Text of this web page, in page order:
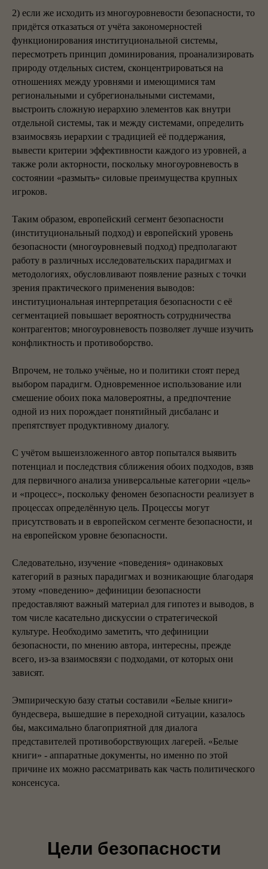
2) если же исходить из многоуровневости безопасности, то
придётся отказаться от учёта закономерностей
функционирования институциональной системы,
пересмотреть принцип доминирования, проанализировать
природу отдельных систем, сконцентрироваться на
отношениях между уровнями и имеющимися там
региональными и субрегиональными системами,
выстроить сложную иерархию элементов как внутри
отдельной системы, так и между системами, определить
взаимосвязь иерархии с традицией её поддержания,
вывести критерии эффективности каждого из уровней, а
также роли акторности, поскольку многоуровневость в
состоянии «размыть» силовые преимущества крупных
игроков.
Таким образом, европейский сегмент безопасности
(институциональный подход) и европейский уровень
безопасности (многоуровневый подход) предполагают
работу в различных исследовательских парадигмах и
методологиях, обусловливают появление разных с точки
зрения практического применения выводов:
институциональная интерпретация безопасности с её
сегментацией повышает вероятность сотрудничества
контрагентов; многоуровневость позволяет лучше изучить
конфликтность и противоборство.
Впрочем, не только учёные, но и политики стоят перед
выбором парадигм. Одновременное использование или
смешение обоих пока маловероятны, а предпочтение
одной из них порождает понятийный дисбаланс и
препятствует продуктивному диалогу.
С учётом вышеизложенного автор попытался выявить
потенциал и последствия сближения обоих подходов, взяв
для первичного анализа универсальные категории «цель»
и «процесс», поскольку феномен безопасности реализует в
процессах определённую цель. Процессы могут
присутствовать и в европейском сегменте безопасности, и
на европейском уровне безопасности.
Следовательно, изучение «поведения» одинаковых
категорий в разных парадигмах и возникающие благодаря
этому «поведению» дефиниции безопасности
предоставляют важный материал для гипотез и выводов, в
том числе касательно дискуссии о стратегической
культуре. Необходимо заметить, что дефиниции
безопасности, по мнению автора, интересны, прежде
всего, из-за взаимосвязи с подходами, от которых они
зависят.
Эмпирическую базу статьи составили «Белые книги»
бундесвера, вышедшие в переходной ситуации, казалось
бы, максимально благоприятной для диалога
представителей противоборствующих лагерей. «Белые
книги» - аппаратные документы, но именно по этой
причине их можно рассматривать как часть политического
консенсуса.
Цели безопасности